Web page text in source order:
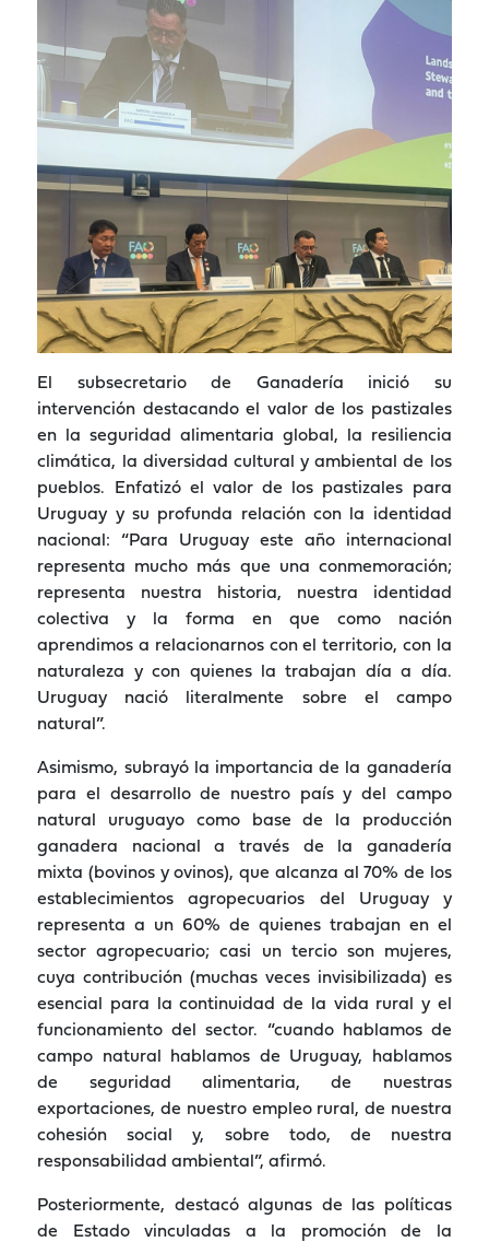
El subsecretario de Ganadería inició su
intervención destacando el valor de los pastizales
en la seguridad alimentaria global, la resiliencia
climática, la diversidad cultural y ambiental de los
pueblos. Enfatizó el valor de los pastizales para
Uruguay y su profunda relación con la identidad
nacional: “Para Uruguay este año internacional
representa mucho más que una conmemoración;
representa nuestra historia, nuestra identidad
colectiva y la forma en que como nación
aprendimos a relacionarnos con el territorio, con la
naturaleza y con quienes la trabajan día a día.
Uruguay nació literalmente sobre el campo
natural”.
Asimismo, subrayó la importancia de la ganadería
para el desarrollo de nuestro país y del campo
natural uruguayo como base de la producción
ganadera nacional a través de la ganadería
mixta (bovinos y ovinos), que alcanza al 70% de los
establecimientos agropecuarios del Uruguay y
representa a un 60% de quienes trabajan en el
sector agropecuario; casi un tercio son mujeres,
cuya contribución (muchas veces invisibilizada) es
esencial para la continuidad de la vida rural y el
funcionamiento del sector. “cuando hablamos de
campo natural hablamos de Uruguay, hablamos
de seguridad alimentaria, de nuestras
exportaciones, de nuestro empleo rural, de nuestra
cohesión social y, sobre todo, de nuestra
responsabilidad ambiental”, afirmó.
Posteriormente, destacó algunas de las políticas
de Estado vinculadas a la promoción de la